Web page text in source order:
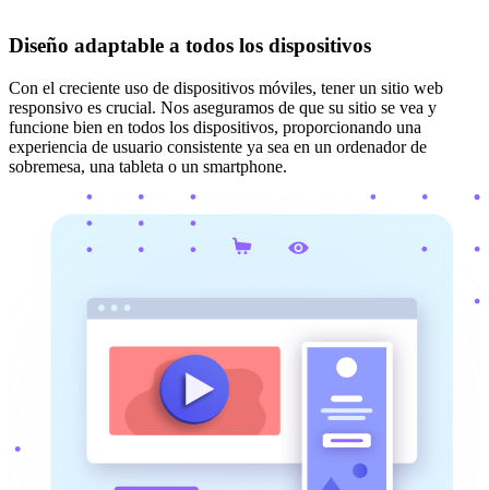
Diseño adaptable a todos los dispositivos
Con el creciente uso de dispositivos móviles, tener un sitio web
responsivo es crucial. Nos aseguramos de que su sitio se vea y
funcione bien en todos los dispositivos, proporcionando una
experiencia de usuario consistente ya sea en un ordenador de
sobremesa, una tableta o un smartphone.